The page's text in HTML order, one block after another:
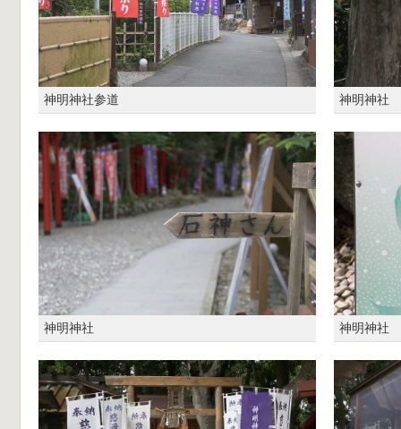
神明神社参道 神明神社
神明神社 神明神社